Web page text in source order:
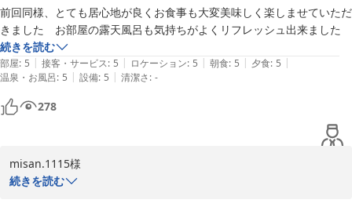
ての程宜しくお願い申し上げます。
ご投稿ありがとうございました。
鬼怒川金谷ホテル
2025-12-06
前回同様、とても居心地が良くお食事も大変美味しく楽しませていただ
きました　お部屋の露天風呂も気持ちがよくリフレッシュ出来ました
続きを読む
部屋: 5 | 接客・サービス: 5 | ロケーション: 5 | 朝食: 5 | 夕食: 5 |
温泉・お風呂: 5 | 設備: 5 | 清潔さ: -
278
misan.1115様
この度は鬼怒川金谷ホテルにご再訪いただき誠にありがとうござい
続きを読む